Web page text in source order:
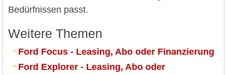
Bedürfnissen passt.
Weitere Themen
Ford Focus - Leasing, Abo oder Finanzierung
Ford Explorer - Leasing, Abo oder